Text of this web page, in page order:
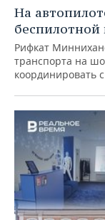
На
Рифкат
транспорта на
координировать